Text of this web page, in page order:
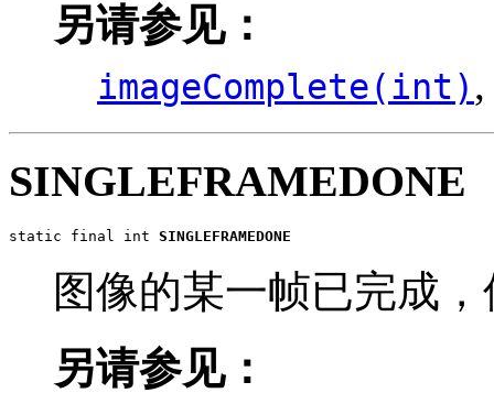
另请参见：
imageComplete(int)
SINGLEFRAMEDONE
static final int SINGLEFRAMEDONE
图像的某一帧已完成
另请参见：